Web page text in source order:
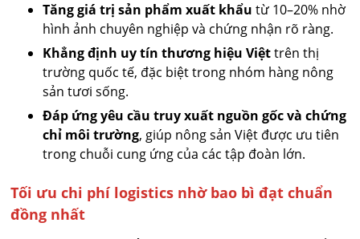
Tăng giá trị sản phẩm xuất khẩu từ 10–20% nhờ
hình ảnh chuyên nghiệp và chứng nhận rõ ràng.
Khẳng định uy tín thương hiệu Việttrên thị
trường quốc tế, đặc biệt trong nhóm hàng nông
sản tươi sống.
Đáp ứng yêu cầu truy xuất nguồn gốc và chứng
chỉ môi trường, giúp nông sản Việt được ưu tiên
trong chuỗi cung ứng của các tập đoàn lớn.
Tối ưu chi phí logistics nhờ bao bì đạt chuẩn
đồng nhất